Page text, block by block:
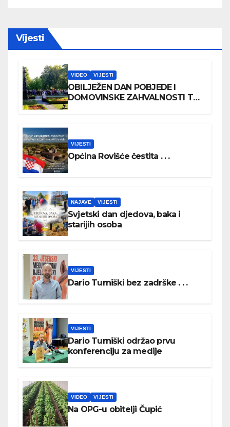
Vijesti
VIDEO VIJESTI
OBILJEŽEN DAN POBJEDE I
DOMOVINSKE ZAHVALNOSTI TE
VIJESTI
Općina Rovišće čestita . . .
NAJAVE VIJESTI
Svjetski dan djedova, baka i
starijih osoba
VIJESTI
Dario Turniški bez zadrške . . .
VIJESTI
Dario Turniški održao prvu
konferenciju za medije
VIDEO VIJESTI
Na OPG-u obitelji Čupić